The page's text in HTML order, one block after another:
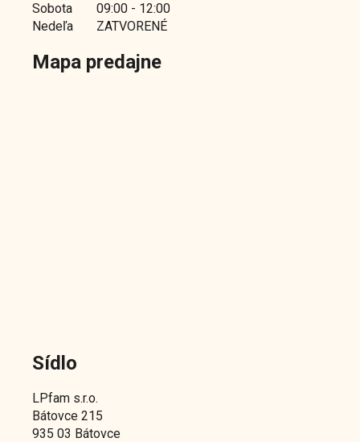
Sobota
09:00 - 12:00
Nedeľa
ZATVORENÉ
Mapa predajne
Sídlo
LPfam s.r.o.
Bátovce 215
935 03 Bátovce